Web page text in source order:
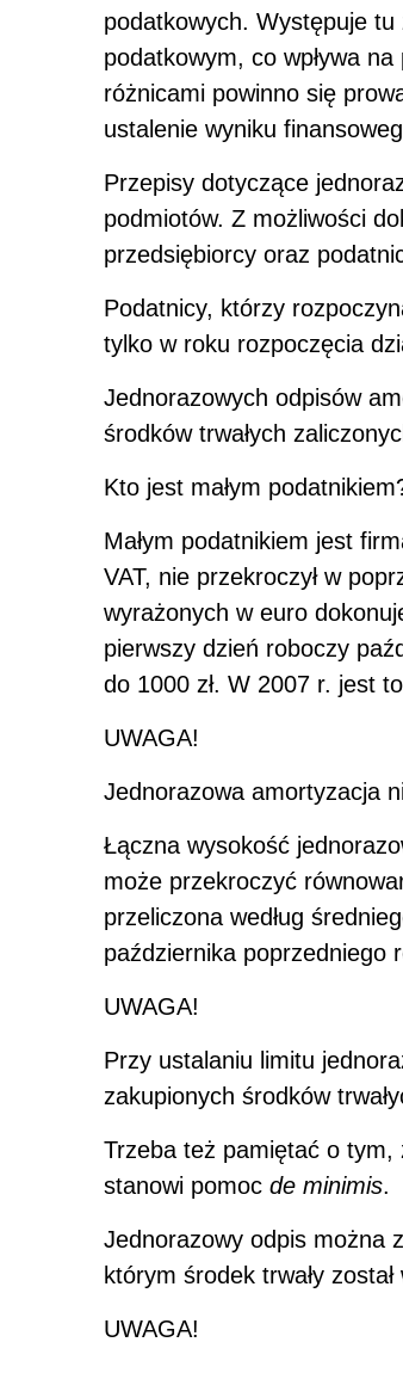
podatkowych. Występuje
podatkowym, co wpływa
różnicami powinno się
ustalenie wyniku
Przepisy dotyczące
podmiotów. Z możliwości
przedsiębiorcy oraz
Podatnicy, którzy
tylko w roku rozpoczęcia
Jednorazowych odpisów
środków trwałych
Kto jest małym
Małym podatnikiem jest
VAT, nie przekroczył w
wyrażonych w euro
pierwszy dzień roboczy
do 1000 zł. W 2007 r. jest
UWAGA!
Jednorazowa amortyzacja
Łączna wysokość
może przekroczyć
przeliczona według
października poprzedniego
UWAGA!
Przy ustalaniu limitu
zakupionych środków
Trzeba też pamiętać o tym,
stanowi pomoc de minimis.
Jednorazowy odpis można
którym środek trwały
UWAGA!